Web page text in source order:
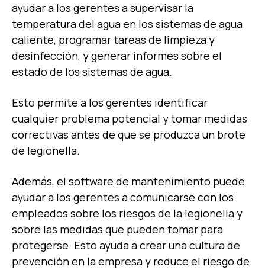
ayudar a los gerentes a supervisar la
temperatura del agua en los sistemas de agua
caliente, programar tareas de limpieza y
desinfección, y generar informes sobre el
estado de los sistemas de agua.
Esto permite a los gerentes identificar
cualquier problema potencial y tomar medidas
correctivas antes de que se produzca un brote
de legionella.
Además, el software de mantenimiento puede
ayudar a los gerentes a comunicarse con los
empleados sobre los riesgos de la legionella y
sobre las medidas que pueden tomar para
protegerse. Esto ayuda a crear una cultura de
prevención en la empresa y reduce el riesgo de